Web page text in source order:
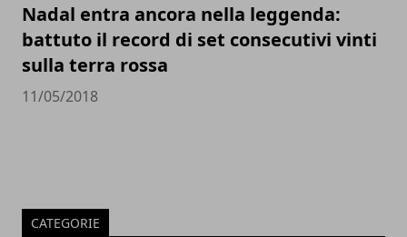
Nadal entra ancora nella leggenda:
battuto il record di set consecutivi vinti
sulla terra rossa
11/05/2018
CATEGORIE